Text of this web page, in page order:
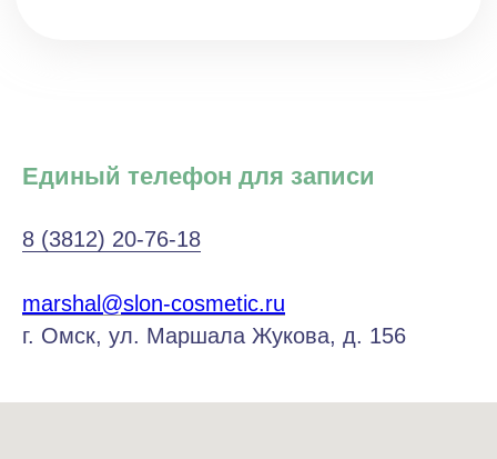
Единый телефон для записи
8 (3812) 20-76-18
marshal@slon-cosmetic.ru
г. Омск, ул. Маршала Жукова, д. 156